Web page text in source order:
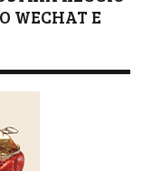
WECHAT E